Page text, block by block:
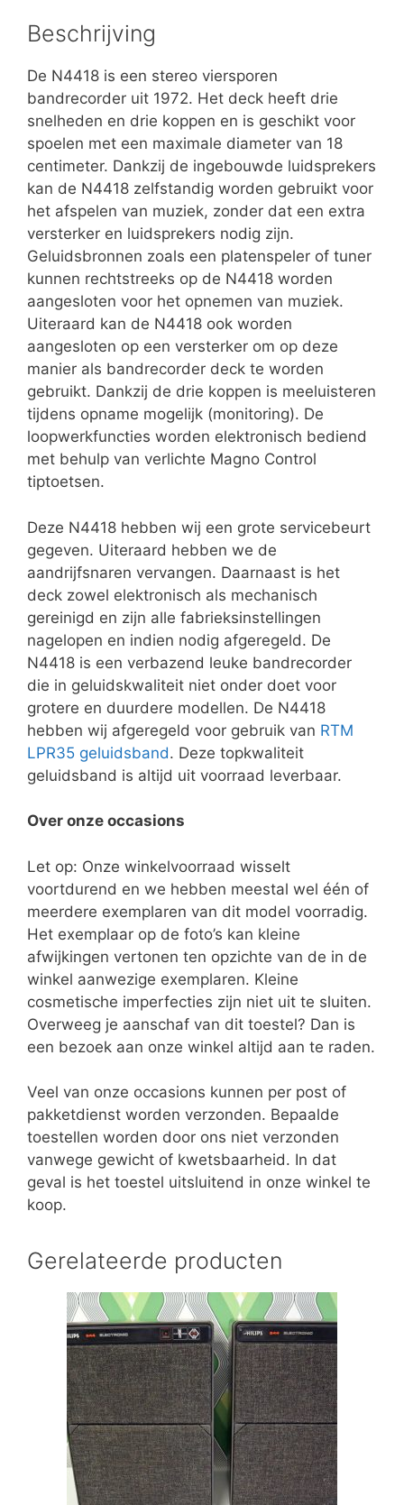
Beschrijving
De N4418 is een stereo viersporen
bandrecorder uit 1972. Het deck heeft drie
snelheden en drie koppen en is geschikt voor
spoelen met een maximale diameter van 18
centimeter. Dankzij de ingebouwde luidsprekers
kan de N4418 zelfstandig worden gebruikt voor
het afspelen van muziek, zonder dat een extra
versterker en luidsprekers nodig zijn.
Geluidsbronnen zoals een platenspeler of tuner
kunnen rechtstreeks op de N4418 worden
aangesloten voor het opnemen van muziek.
Uiteraard kan de N4418 ook worden
aangesloten op een versterker om op deze
manier als bandrecorder deck te worden
gebruikt. Dankzij de drie koppen is meeluisteren
tijdens opname mogelijk (monitoring). De
loopwerkfuncties worden elektronisch bediend
met behulp van verlichte Magno Control
tiptoetsen.
Deze N4418 hebben wij een grote servicebeurt
gegeven. Uiteraard hebben we de
aandrijfsnaren vervangen. Daarnaast is het
deck zowel elektronisch als mechanisch
gereinigd en zijn alle fabrieksinstellingen
nagelopen en indien nodig afgeregeld. De
N4418 is een verbazend leuke bandrecorder
die in geluidskwaliteit niet onder doet voor
grotere en duurdere modellen. De N4418
hebben wij afgeregeld voor gebruik van RTM
LPR35 geluidsband. Deze topkwaliteit
geluidsband is altijd uit voorraad leverbaar.
Over onze occasions
Let op: Onze winkelvoorraad wisselt
voortdurend en we hebben meestal wel één of
meerdere exemplaren van dit model voorradig.
Het exemplaar op de foto’s kan kleine
afwijkingen vertonen ten opzichte van de in de
winkel aanwezige exemplaren. Kleine
cosmetische imperfecties zijn niet uit te sluiten.
Overweeg je aanschaf van dit toestel? Dan is
een bezoek aan onze winkel altijd aan te raden.
Veel van onze occasions kunnen per post of
pakketdienst worden verzonden. Bepaalde
toestellen worden door ons niet verzonden
vanwege gewicht of kwetsbaarheid. In dat
geval is het toestel uitsluitend in onze winkel te
koop.
Gerelateerde producten